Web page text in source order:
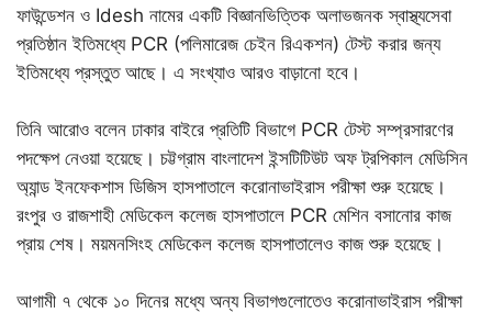
ফাউন্ডেশন ও Idesh নামের একটি বিজ্ঞানভিত্তিক অলাভজনক স্বাস্থ্যসেবা
প্রতিষ্ঠান ইতিমধ্যে PCR (পলিমারেজ চেইন রিএকশন) টেস্ট করার জন্য
ইতিমধ্যে প্রস্তুত আছে। এ সংখ্যাও আরও বাড়ানো হবে।
তিনি আরোও বলেন ঢাকার বাইরে প্রতিটি বিভাগে PCR টেস্ট সম্প্রসারণের
পদক্ষেপ নেওয়া হয়েছে। চট্টগ্রাম বাংলাদেশ ইন্সটিটিউট অফ ট্রপিকাল মেডিসিন
অ্যান্ড ইনফেকশাস ডিজিস হাসপাতালে করোনাভাইরাস পরীক্ষা শুরু হয়েছে।
রংপুর ও রাজশাহী মেডিকেল কলেজ হাসপাতালে PCR মেশিন বসানোর কাজ
প্রায় শেষ। ময়মনসিংহ মেডিকেল কলেজ হাসপাতালেও কাজ শুরু হয়েছে।
আগামী ৭ থেকে ১০ দিনের মধ্যে অন্য বিভাগগুলোতেও করোনাভাইরাস পরীক্ষা